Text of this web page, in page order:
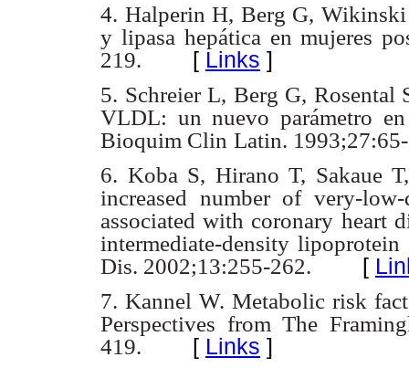
4. Halperin H, Berg G,
y lipasa hepática en mujeres
219. [ Links ]
5. Schreier L, Berg G, Rosental
VLDL: un nuevo parámetro en
Bioquim Clin Latin.
6. Koba S, Hirano T, Sakaue
increased number of very-low-
associated with coronary heart
intermediate-density
Dis. 2002;13:255-262. [
7. Kannel W. Metabolic risk
Perspectives from The
419. [ Links ]